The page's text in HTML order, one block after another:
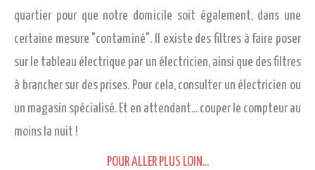
quartier pour que notre domicile soit également, dans une
certaine mesure "contaminé". Il existe des filtres à faire poser
sur le tableau électrique par un électricien, ainsi que des filtres
à brancher sur des prises. Pour cela, consulter un électricien ou
un magasin spécialisé. Et en attendant... couper le compteur au
moins la nuit !
POUR ALLER PLUS LOIN...